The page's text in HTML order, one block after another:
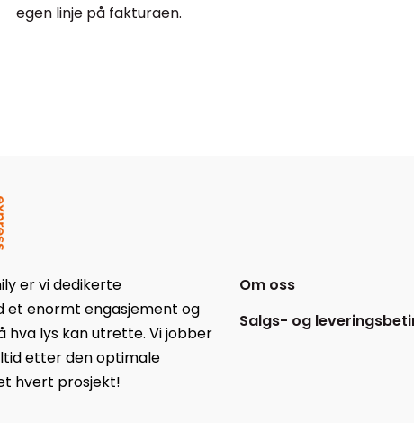
egen linje på fakturaen.
er vi dedikerte
et enormt engasjement og
hva lys kan utrette. Vi jobber
etter den optimale
hvert prosjekt!
Om oss
Salgs- og